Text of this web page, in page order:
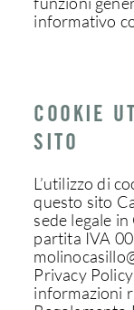
informativo
COOKIE
SITO
L’utilizzo di
questo sito
sede legale in
partita IVA
Privacy
informazioni